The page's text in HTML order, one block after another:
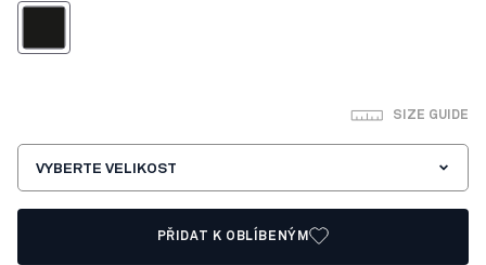
SIZE GUIDE
VYBERTE VELIKOST
PŘIDAT K OBLÍBENÝM